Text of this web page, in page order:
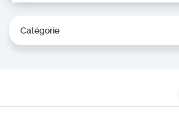
Catégorie